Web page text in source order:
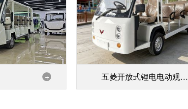
+ 五菱开放式锂电电动观光